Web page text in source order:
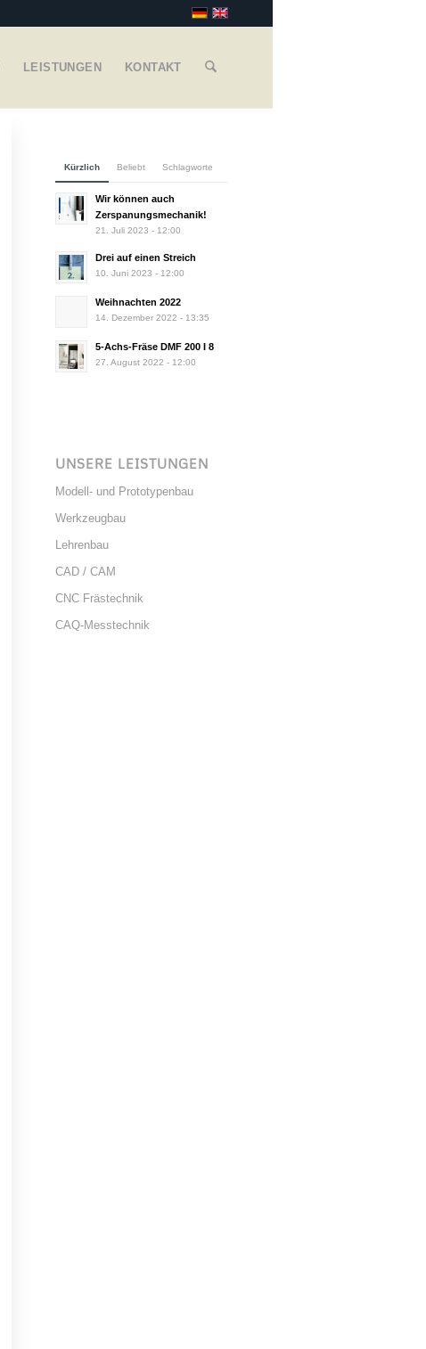
LEISTUNGEN KONTAKT
Kürzlich Beliebt Schlagworte
Wir können auch
Zerspanungsmechanik!
21. Juli 2023 - 12:00
Drei auf einen Streich
10. Juni 2023 - 12:00
Weihnachten 2022
14. Dezember 2022 - 13:35
5-Achs-Fräse DMF 200 I 8
27. August 2022 - 12:00
UNSERE LEISTUNGEN
Modell- und Prototypenbau
Werkzeugbau
Lehrenbau
CAD / CAM
CNC Frästechnik
CAQ-Messtechnik